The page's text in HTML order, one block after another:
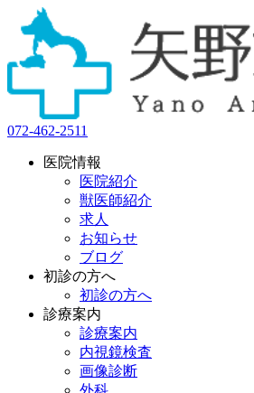
072-462-2511
医院情報
医院紹介
獣医師紹介
求人
お知らせ
ブログ
初診の方へ
初診の方へ
診療案内
診療案内
内視鏡検査
画像診断
外科